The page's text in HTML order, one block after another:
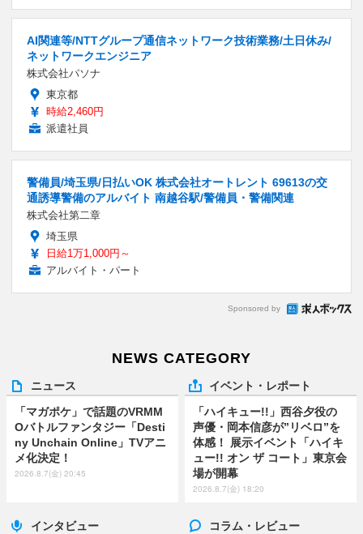
AI関連等/NTTグループ通信ネットワーク技術業務/土日休み/
ネットワークエンジニア
株式会社パソナ
東京都
時給2,460円
派遣社員
警備員/埼玉県/日払いOK 株式会社オートレント 69613の交
通誘導警備のアルバイト 南越谷駅/警備員・警備関連
株式会社第二章
埼玉県
日給1万1,000円～
アルバイト・パート
Sponsored by
NEWS CATEGORY
ニュース
「マガポケ」で話題のVRMM
Oバトルファンタジー「Desti
ny Unchain Online」TVアニ
メ化決定！
2026.8.7(金) 20:45
イベント・レポート
「ハイキュー!!」西谷夕役の
声優・岡本信彦が”リベロ”を
体感！ 展示イベント「ハイキ
ュー!! オン ザ コート」東京会
場が開幕
2026.8.7(金) 18:20
インタビュー コラム・レビュー